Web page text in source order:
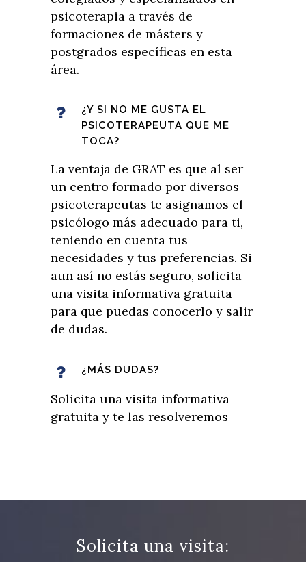
psicoterapia a través de
formaciones de másters y
postgrados específicas en esta
área.
¿Y SI NO ME GUSTA EL
PSICOTERAPEUTA QUE ME
TOCA?
La ventaja de GRAT es que al ser
un centro formado por diversos
psicoterapeutas te asignamos el
psicólogo más adecuado para ti,
teniendo en cuenta tus
necesidades y tus preferencias. Si
aun así no estás seguro, solicita
una visita informativa gratuita
para que puedas conocerlo y salir
de dudas.
¿MÁS DUDAS?
Solicita una visita informativa
gratuita y te las resolveremos
Solicita una visita: